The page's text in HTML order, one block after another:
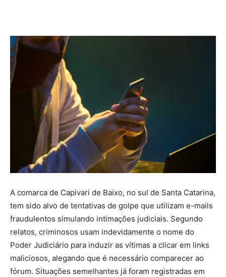
A comarca de Capivari de Baixo, no sul de Santa Catarina,
tem sido alvo de tentativas de golpe que utilizam e-mails
fraudulentos simulando intimações judiciais. Segundo
relatos, criminosos usam indevidamente o nome do
Poder Judiciário para induzir as vítimas a clicar em links
maliciosos, alegando que é necessário comparecer ao
fórum. Situações semelhantes já foram registradas em